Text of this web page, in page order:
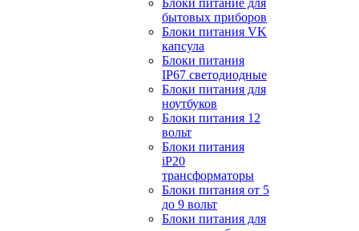
Блоки питание для
бытовых приборов
Блоки питания VK
капсула
Блоки питания
IP67 светодиодные
Блоки питания для
ноутбуков
Блоки питания 12
вольт
Блоки питания
iP20
трансформаторы
Блоки питания от 5
до 9 вольт
Блоки питания для